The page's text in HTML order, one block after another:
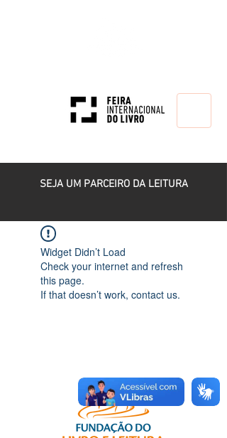
SEJA UM PARCEIRO DA LEITURA
Widget Didn’t Load
Check your internet and refresh
this page.
If that doesn’t work, contact us.